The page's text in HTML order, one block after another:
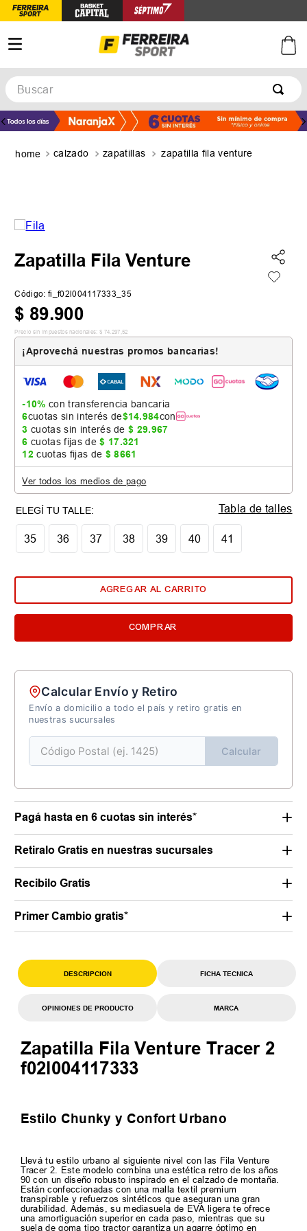
Buscar
calzado zapatillas zapatilla fila venture
Zapatilla Fila Venture
Código: fi_f02l004117333_35
$ 89.900
Precio sin impuestos nacionales: $ 74 297 52
¡Aprovechá nuestras promos bancarias!
-10% con transferencia bancaria
6cuotas sin interés de$14.984con
3 cuotas sin interés de$ 29.967
6 cuotas fijas de$ 17.321
12 cuotas fijas de $ 8661
Ver todos los medios de pago
35 36 37 38 39 40 41
Tabla de talles
AGREGAR AL CARRITO
COMPRAR
Calcular Envío y Retiro
Envío a domicilio a todo el país y retiro gratis en
nuestras sucursales
Calcular
Pagá hasta en 6 cuotas sin interés*
Retiralo Gratis en nuestras sucursales
Recibilo Gratis
Primer Cambio gratis*
DESCRIPCION FICHA TECNICA
OPINIONES DE PRODUCTO MARCA
Zapatilla Fila Venture Tracer 2
f02l004117333
Estilo Chunky y Confort Urbano
Llevá tu estilo urbano al siguiente nivel con las Fila Venture
Tracer 2. Este modelo combina una estética retro de los años
90 con un diseño robusto inspirado en el calzado de montaña.
Están confeccionadas con una malla textil premium
transpirable y refuerzos sintéticos que aseguran una gran
durabilidad. Además, su mediasuela de EVA ligera te ofrece
una amortiguación superior en cada paso, mientras que su
suela de goma tipo tractor garantiza un agarre óptimo en
TÉRMINOS MÁS BUSCADOS
5. medias